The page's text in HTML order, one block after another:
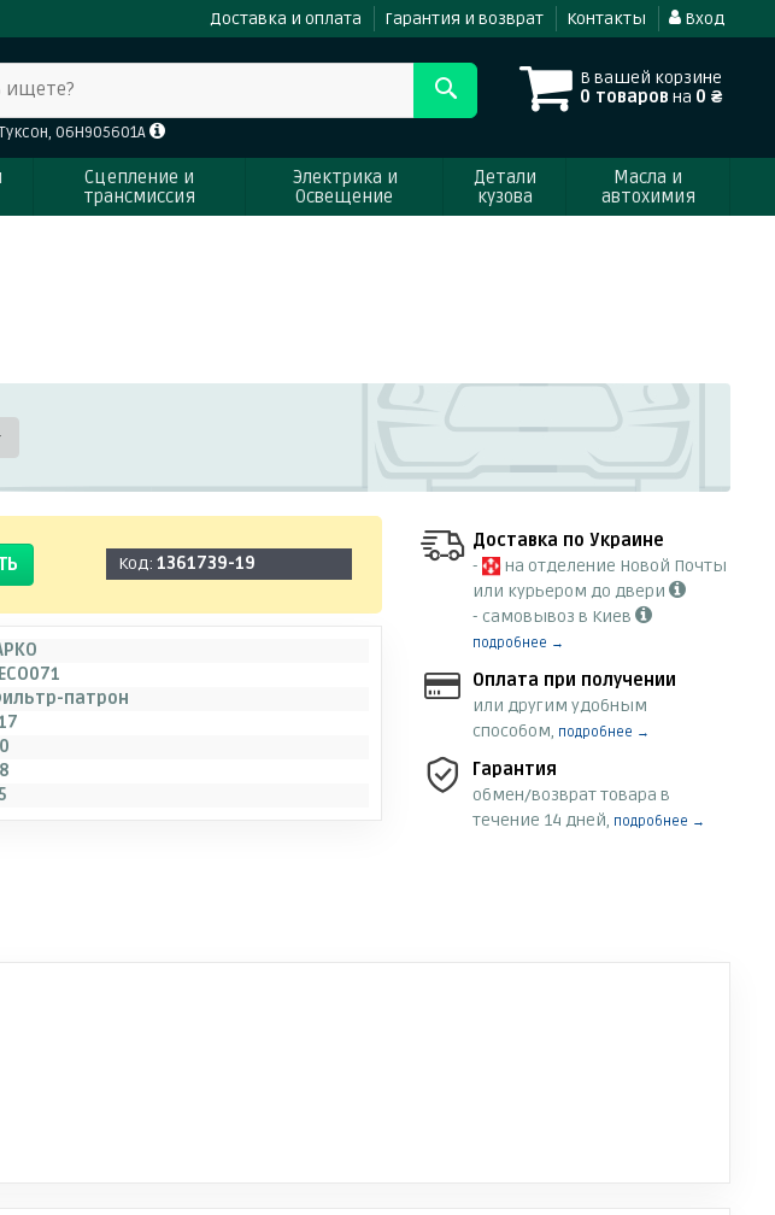
Доставка и оплата Гарантия и возврат Контакты Вход
В вашей корзине
0 товаров на 0 ₴
ищете?
06H905601A
Сцепление и
трансмиссия
Электрика и
Освещение
Детали
кузова
Масла и
автохимия
Код:1361739-19
патрон
Доставка по Украине
-
на отделение Новой Почты
или курьером до двери
- самовывоз в Киев
подробнее →
Оплата при получении
или другим удобным
способом, подробнее →
Гарантия
обмен/возврат товара в
течение 14 дней, подробнее →